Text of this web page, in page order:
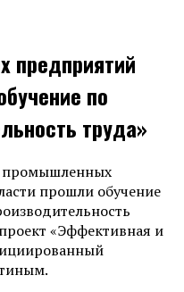
предприятий
по
труда»
промышленных
прошли обучение
«Эффективная и